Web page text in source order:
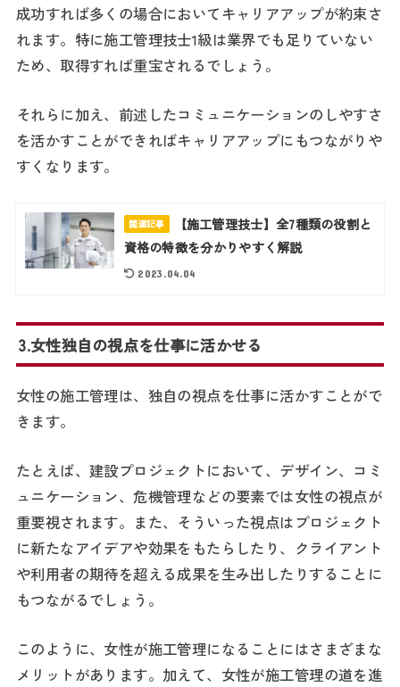
成功すれば多くの場合においてキャリアアップが約束さ
れます。特に施工管理技士1級は業界でも足りていない
ため、取得すれば重宝されるでしょう。
それらに加え、前述したコミュニケーションのしやすさ
を活かすことができればキャリアアップにもつながりや
すくなります。
関連記事
【施工管理技士】全7種類の役割と
資格の特徴を分かりやすく解説
2023.04.04
3.女性独自の視点を仕事に活かせる
女性の施工管理は、独自の視点を仕事に活かすことがで
きます。
たとえば、建設プロジェクトにおいて、デザイン、コミ
ュニケーション、危機管理などの要素では女性の視点が
重要視されます。また、そういった視点はプロジェクト
に新たなアイデアや効果をもたらしたり、クライアント
や利用者の期待を超える成果を生み出したりすることに
もつながるでしょう。
このように、女性が施工管理になることにはさまざまな
メリットがあります。加えて、女性が施工管理の道を進